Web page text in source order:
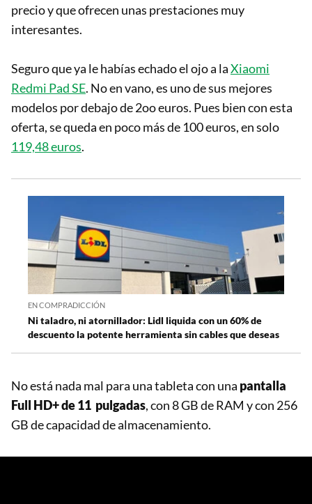
precio y que ofrecen unas prestaciones muy
interesantes.
Seguro que ya le habías echado el ojo a laXiaomi
Redmi Pad SE. No en vano, es uno de sus mejores
modelos por debajo de 2oo euros. Pues bien con esta
oferta, se queda en poco más de 100 euros, en solo
119,48 euros.
EN COMPRADICCIÓN
Ni taladro, ni atornillador: Lidl liquida con un 60% de
descuento la potente herramienta sin cables que deseas
No está nada mal para una tableta con una pantalla
Full HD+ de 11 pulgadas, con 8 GB de RAM y con 256
GB de capacidad de almacenamiento.